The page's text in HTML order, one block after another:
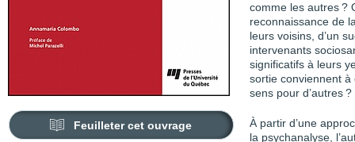
Feuilleter cet ouvrage
comme les autres ?
reconnaissance de
leurs voisins, d’un
intervenants
significatifs à leurs
sortie conviennent à
sens pour d’autres ?
À partir d’une
la psychanalyse,